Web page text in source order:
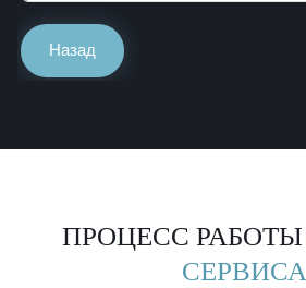
Назад
ПРОЦЕСС РАБОТЫ
СЕРВИСА